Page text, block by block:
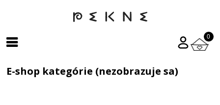
0
E-shop kategórie (nezobrazuje sa)